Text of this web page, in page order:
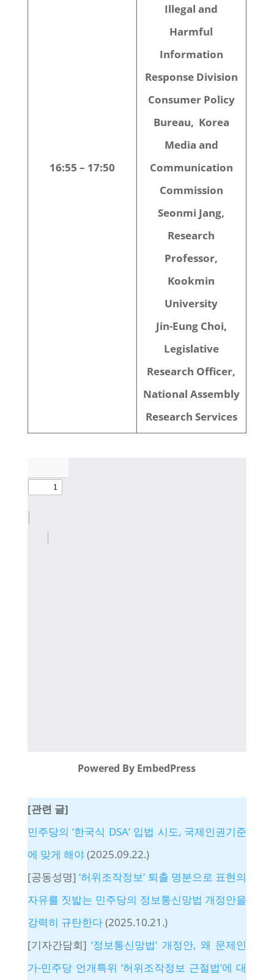
16:55 – 17:50
Illegal and
Harmful
Information
Response Division
Consumer Policy
Bureau, Korea
Media and
Communication
Commission
Seonmi Jang,
Research
Professor,
Kookmin
University
Jin-Eung Choi,
Legislative
Research Officer,
National Assembly
Research Services
Powered By EmbedPress
[관련 글]
민주당의 ‘한국식 DSA’ 입법 시도, 국제인권기준
에 맞게 해야(2025.09.22.)
[공동성명]‘허위조작정보’ 퇴출 명분으로 표현의
자유를 짓밟는 민주당의 정보통신망법 개정안을
강력히 규탄한다(2025.10.21.)
[기자간담회]‘정보통신망법’ 개정안, 왜 문제인
가-민주당 언개특위 ‘허위조작정보 근절법’에 대